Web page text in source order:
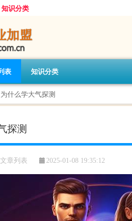
知识分类
表 知识分类
为什么学大气探测
探测
文章列表 2025-01-08 19:35:12